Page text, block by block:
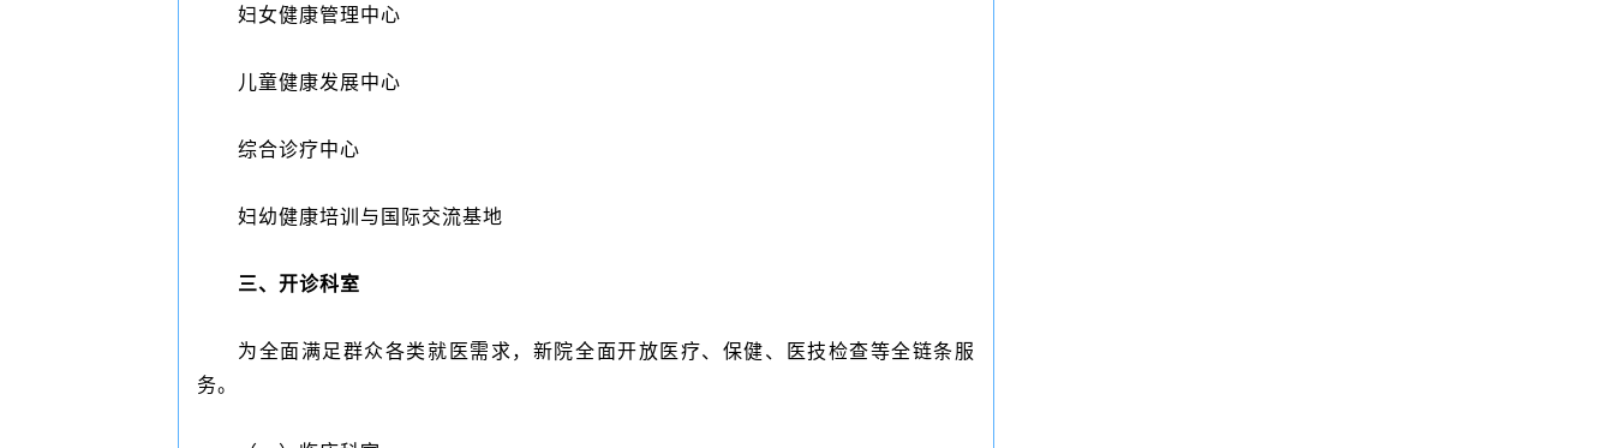
妇女健康管理中心
儿童健康发展中心
综合诊疗中心
妇幼健康培训与国际交流基地
三、开诊科室
为全面满足群众各类就医需求，新院全面开放医疗、保健、医技检查等全链条服
务。